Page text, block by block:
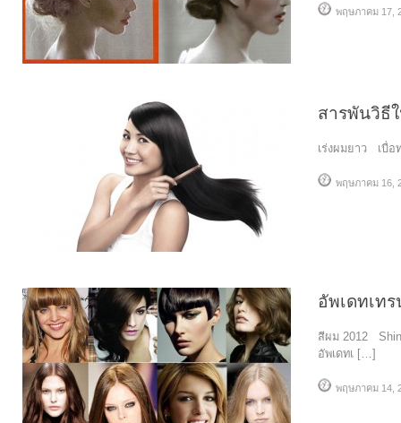
พฤษภาคม 17,
สารพันวิธี
เร่งผมยาว เบื่
พฤษภาคม 16,
อัพเดทเทร
สีผม 2012
อัพเดทเ […]
พฤษภาคม 14,